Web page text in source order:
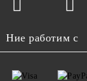
Ние работим с